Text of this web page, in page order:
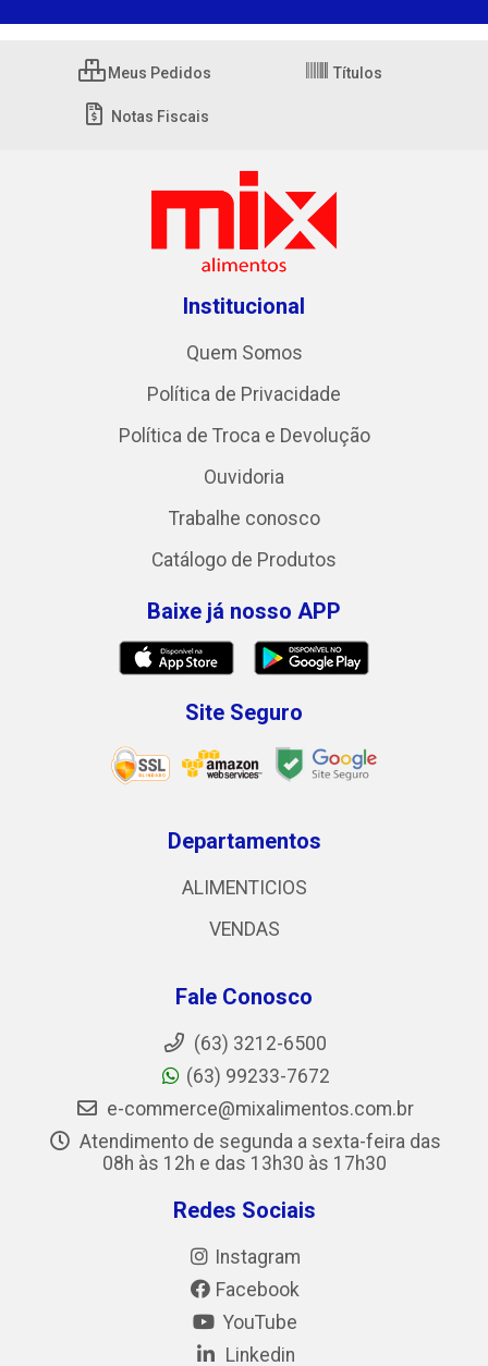
Meus Pedidos Títulos
Notas Fiscais
Institucional
Quem Somos
Política de Privacidade
Política de Troca e Devolução
Ouvidoria
Trabalhe conosco
Catálogo de Produtos
Baixe já nosso APP
Site Seguro
Departamentos
ALIMENTICIOS
VENDAS
Fale Conosco
(63) 3212-6500
(63) 99233-7672
e-commerce@mixalimentos.com.br
Atendimento de segunda a sexta-feira das
08h às 12h e das 13h30 às 17h30
Redes Sociais
Instagram
Facebook
YouTube
Linkedin